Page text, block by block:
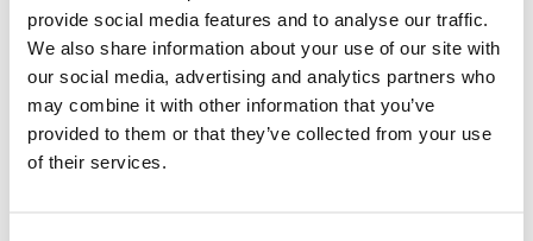
provide social media features and to analyse our traffic.
We also share information about your use of our site with
our social media, advertising and analytics partners who
may combine it with other information that you’ve
provided to them or that they’ve collected from your use
of their services.
Varvtalsreglering
Optimera och standardisera en process, till
exempel låsning och begränsning av hastighet